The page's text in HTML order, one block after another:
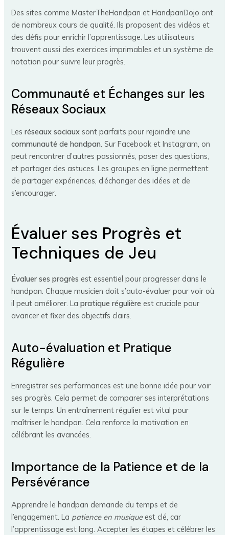
Des sites comme MasterTheHandpan et HandpanDojo ont
de nombreux cours de qualité. Ils proposent des vidéos et
des défis pour enrichir l’apprentissage. Les utilisateurs
trouvent aussi des exercices imprimables et un système de
notation pour suivre leur progrès.
Communauté et Échanges sur les
Réseaux Sociaux
Lesréseaux sociaux sont parfaits pour rejoindre une
communauté de handpan. Sur Facebook et Instagram, on
peut rencontrer d’autres passionnés, poser des questions,
et partager des astuces. Les groupes en ligne permettent
de partager expériences, d’échanger des idées et de
s’encourager.
Évaluer ses Progrès et
Techniques de Jeu
Évaluer ses progrès est essentiel pour progresser dans le
handpan. Chaque musicien doit s’auto-évaluer pour voir où
il peut améliorer. Lapratique régulière est cruciale pour
avancer et fixer des objectifs clairs.
Auto-évaluation et Pratique
Régulière
Enregistrer ses performances est une bonne idée pour voir
ses progrès. Cela permet de comparer ses interprétations
sur le temps. Un entraînement régulier est vital pour
maîtriser le handpan. Cela renforce la motivation en
célébrant les avancées.
Importance de la Patience et de la
Persévérance
Apprendre le handpan demande du temps et de
l’engagement. La patience en musiqueest clé, car
l’apprentissage est long. Accepter les étapes et célébrer les